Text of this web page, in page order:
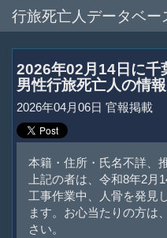
行旅死亡人データベー
2026年02月14日に千
男性行旅死亡人の情報
2026年04月06日 官報掲載
本籍・住所・氏名不詳、
上記の者は、令和8年2
工事作業中、人骨を発見
ます。お心当たりの方は
さい。